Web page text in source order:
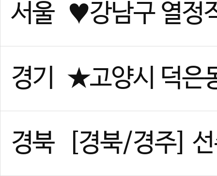
경기 위례 태권도 사범님 구인